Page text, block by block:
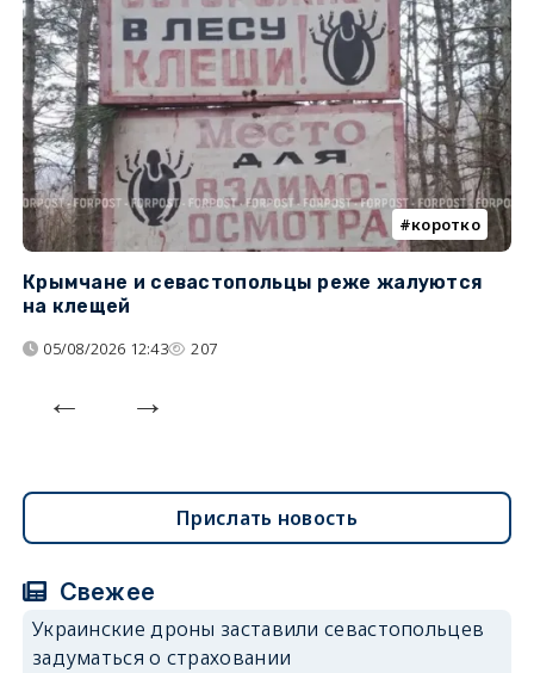
коротко
Крымчане и севастопольцы реже жалуются
на клещей
05/08/2026 12:43 207
Прислать новость
Свежее
Украинские дроны заставили севастопольцев
задуматься о страховании